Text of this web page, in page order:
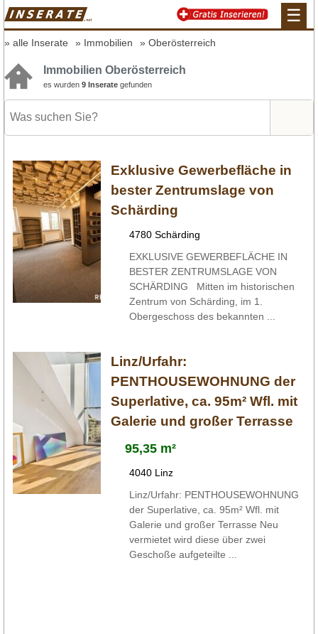
☰
alle Inserate Immobilien Oberösterreich
Immobilien Oberösterreich
es wurden 9 Inserate gefunden
Exklusive Gewerbefläche in
bester Zentrumslage von
Schärding
4780 Schärding
EXKLUSIVE GEWERBEFLÄCHE IN
BESTER ZENTRUMSLAGE VON
SCHÄRDING Mitten im historischen
Zentrum von Schärding, im 1.
Obergeschoss des bekannten ...
Linz/Urfahr:
PENTHOUSEWOHNUNG der
Superlative, ca. 95m² Wfl. mit
Galerie und großer Terrasse
95,35 m²
4040 Linz
Linz/Urfahr: PENTHOUSEWOHNUNG
der Superlative, ca. 95m² Wfl. mit
Galerie und großer Terrasse Neu
vermietet wird diese über zwei
Geschoße aufgeteilte ...